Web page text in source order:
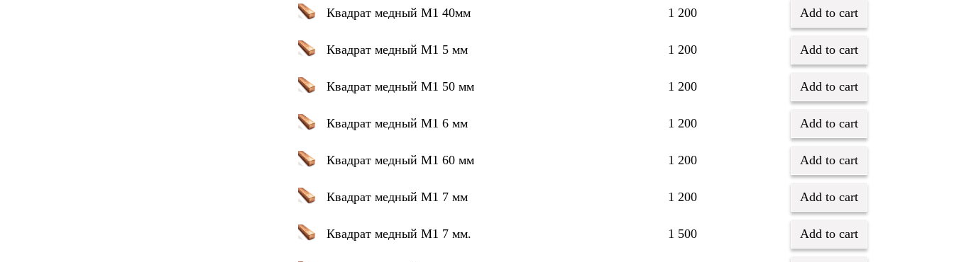
Квадрат медный М1 40мм 1 200 Add to cart
Квадрат медный М1 5 мм 1 200 Add to cart
Квадрат медный М1 50 мм 1 200 Add to cart
Квадрат медный М1 6 мм 1 200 Add to cart
Квадрат медный М1 60 мм 1 200 Add to cart
Квадрат медный М1 7 мм 1 200 Add to cart
Квадрат медный М1 7 мм. 1 500 Add to cart